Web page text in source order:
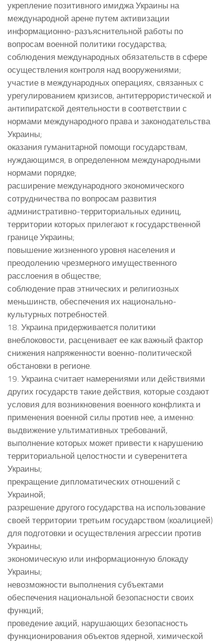
укрепление позитивного имиджа Украины на
международной арене путем активизации
информационно-разъяснительной работы по
вопросам военной политики государства;
соблюдения международных обязательств в сфере
осуществления контроля над вооружениями;
участие в международных операциях, связанных с
урегулированием кризисов, антитеррористической и
антипиратской деятельности в соответствии с
нормами международного права и законодательства
Украины;
оказания гуманитарной помощи государствам,
нуждающимся, в определенном международными
нормами порядке;
расширение международного экономического
сотрудничества по вопросам развития
административно-территориальных единиц,
территории которых прилегают к государственной
границе Украины;
повышение жизненного уровня населения и
преодолению чрезмерного имущественного
расслоения в обществе;
соблюдение прав этнических и религиозных
меньшинств, обеспечения их национально-
культурных потребностей.
18. Украина придерживается политики
внеблоковости, расценивает ее как важный фактор
снижения напряженности военно-политической
обстановки в регионе.
19. Украина считает намерениями или действиями
других государств такие действия, которые создают
условия для возникновения военного конфликта и
применения военной силы против нее, а именно:
выдвижение ультимативных требований,
выполнение которых может привести к нарушению
территориальной целостности и суверенитета
Украины;
прекращение дипломатических отношений с
Украиной;
разрешение другого государства на использование
своей территории третьим государством (коалицией)
для подготовки и осуществления агрессии против
Украины;
экономическую или информационную блокаду
Украины;
невозможности выполнения субъектами
обеспечения национальной безопасности своих
функций;
проведение акций, нарушающих безопасность
функционирования объектов ядерной, химической